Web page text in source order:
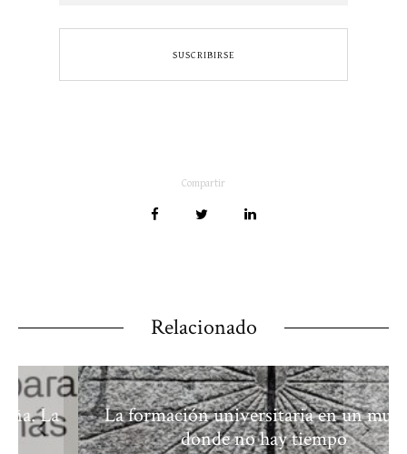
Compartir
Relacionado
La formación universitaria en un mundo
donde no hay tiempo